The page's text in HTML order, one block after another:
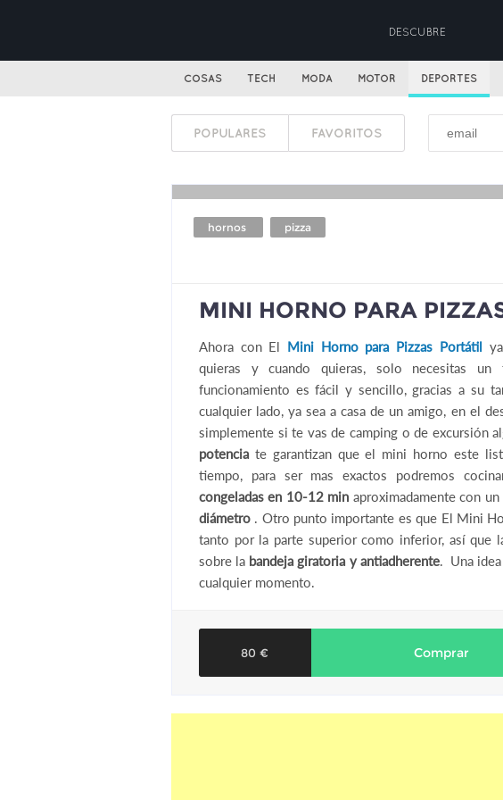
DESCUBRE
COSAS TECH MODA MOTOR DEPORTES
POPULARES FAVORITOS
hornos pizza
MINI HORNO PARA
Ahora con El Mini Horno para Pizzas Portátil
quieras y cuando quieras, solo necesitas
funcionamiento es fácil y sencillo, gracias a su
cualquier lado, ya sea a casa de un amigo, en el
simplemente si te vas de camping o de excursión
potencia te garantizan que el mini horno este
tiempo, para ser mas exactos podremos
congeladas en 10-12 min aproximadamente con
diámetro . Otro punto importante es que El Mini
tanto por la parte superior como inferior, así que
sobre la bandeja giratoria y antiadherente. Una idea
cualquier momento.
80 € Comprar